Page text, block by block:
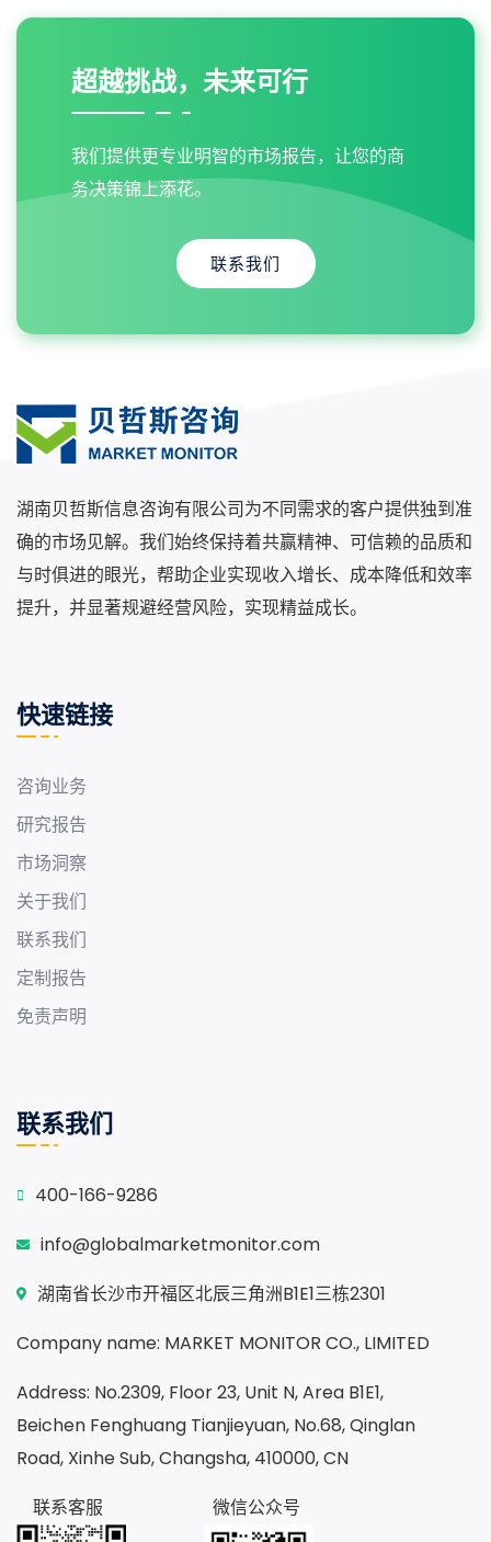
超越挑战，未来可行
我们提供更专业明智的市场报告，让您的商
务决策锦上添花。
联系我们
湖南贝哲斯信息咨询有限公司为不同需求的客户提供独到准
确的市场见解。我们始终保持着共赢精神、可信赖的品质和
与时俱进的眼光，帮助企业实现收入增长、成本降低和效率
提升，并显著规避经营风险，实现精益成长。
快速链接
咨询业务
研究报告
市场洞察
关于我们
联系我们
定制报告
免责声明
联系我们
400-166-9286
info@globalmarketmonitor.com
湖南省长沙市开福区北辰三角洲B1E1三栋2301
Company name: MARKET MONITOR CO., LIMITED
Address: No.2309, Floor 23, Unit N, Area B1E1,
Beichen Fenghuang Tianjieyuan, No.68, Qinglan
Road, Xinhe Sub, Changsha, 410000, CN
联系客服
微信公众号